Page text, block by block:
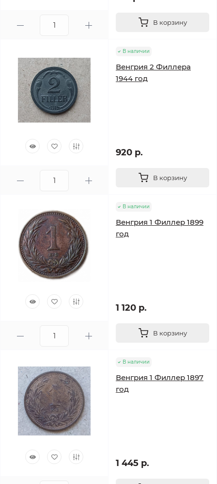
В корзину
В наличии
Венгрия 2 Филлера
1944 год
920 р.
В корзину
В наличии
Венгрия 1 Филлер 1899
год
1 120 р.
В корзину
В наличии
Венгрия 1 Филлер 1897
год
1 445 р.